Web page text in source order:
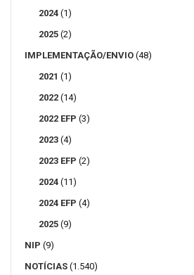
2024 (1)
2025 (2)
IMPLEMENTAÇÃO/ENVIO (48)
2021 (1)
2022 (14)
2022 EFP (3)
2023 (4)
2023 EFP (2)
2024 (11)
2024 EFP (4)
2025 (9)
NIP (9)
NOTÍCIAS (1.540)